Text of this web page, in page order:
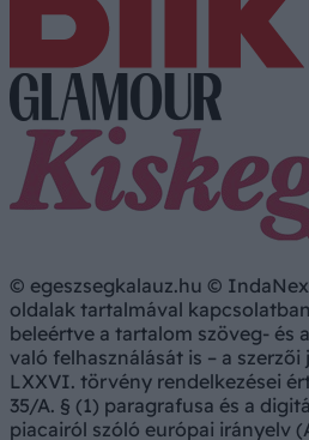
© egeszsegkalauz.hu ©
oldalak tartalmával
beleértve a tartalom szöveg- és
való felhasználását is – a szerzői
LXXVI. törvény rendelkezései
35/A. § (1) paragrafusa és a
piacairól szóló európai irányelv